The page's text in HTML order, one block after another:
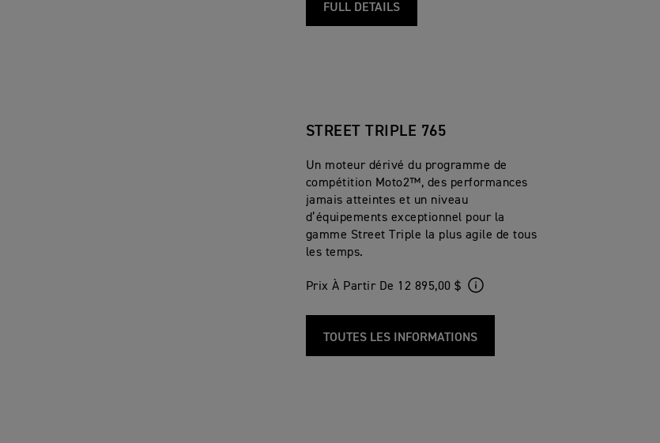
FULL DETAILS
STREET TRIPLE 765
Un moteur dérivé du programme de
compétition Moto2™, des performances
jamais atteintes et un niveau
d’équipements exceptionnel pour la
gamme Street Triple la plus agile de tous
les temps.
Prix À Partir De 12 895,00 $
TOUTES LES INFORMATIONS